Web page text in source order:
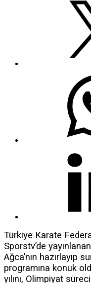
Türkiye Karate
Sporstv’de
Ağca’nın hazırlayıp
programına konuk
yılını, Olimpiyat